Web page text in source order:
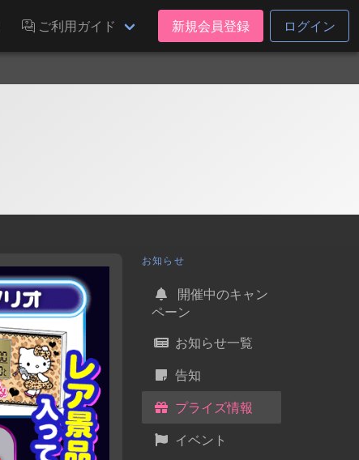
ご利用ガイド 新規会員登録 ログイン
お知らせ
開催中のキャン
ペーン
お知らせ一覧
告知
プライズ情報
イベント